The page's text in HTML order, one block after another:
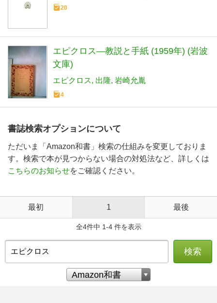
20
エピクロス―教説と手紙 (1959年) (岩波
文庫)
エピクロス 出隆 岩崎允胤
4
書誌検索オプションについて
ただいま「Amazon和書」検索の仕組みを変更しておりま
す。検索で本が見つからない場合の対処法など、詳しくは
こちらのお知らせをご確認ください。
最初 1 最後
全4件中 1-4 件を表示
検索